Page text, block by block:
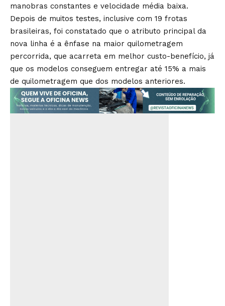
manobras constantes e velocidade média baixa.
Depois de muitos testes, inclusive com 19 frotas
brasileiras, foi constatado que o atributo principal da
nova linha é a ênfase na maior quilometragem
percorrida, que acarreta em melhor custo-benefício, já
que os modelos conseguem entregar até 15% a mais
de quilometragem que dos modelos anteriores.